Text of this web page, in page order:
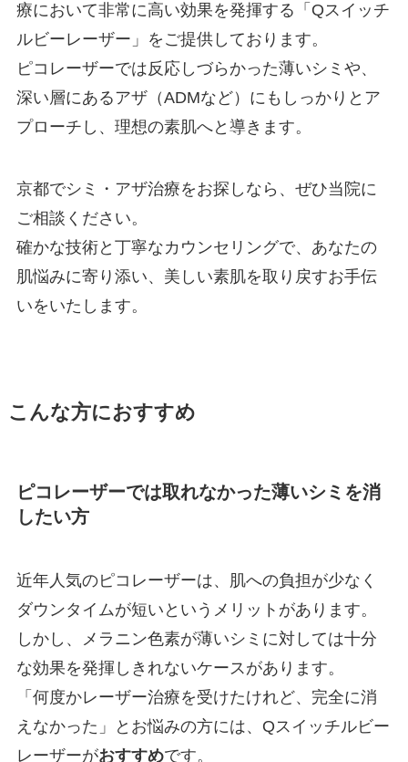
療において非常に高い効果を発揮する「Qスイッチ
ルビーレーザー」をご提供しております。
ピコレーザーでは反応しづらかった薄いシミや、
深い層にあるアザ（ADMなど）にもしっかりとア
プローチし、理想の素肌へと導きます。
京都でシミ・アザ治療をお探しなら、ぜひ当院に
ご相談ください。
確かな技術と丁寧なカウンセリングで、あなたの
肌悩みに寄り添い、美しい素肌を取り戻すお手伝
いをいたします。
こんな方におすすめ
ピコレーザーでは取れなかった薄いシミを消
したい方
近年人気のピコレーザーは、肌への負担が少なく
ダウンタイムが短いというメリットがあります。
しかし、メラニン色素が薄いシミに対しては十分
な効果を発揮しきれないケースがあります。
「何度かレーザー治療を受けたけれど、完全に消
えなかった」とお悩みの方には、Qスイッチルビー
レーザーがおすすめです。